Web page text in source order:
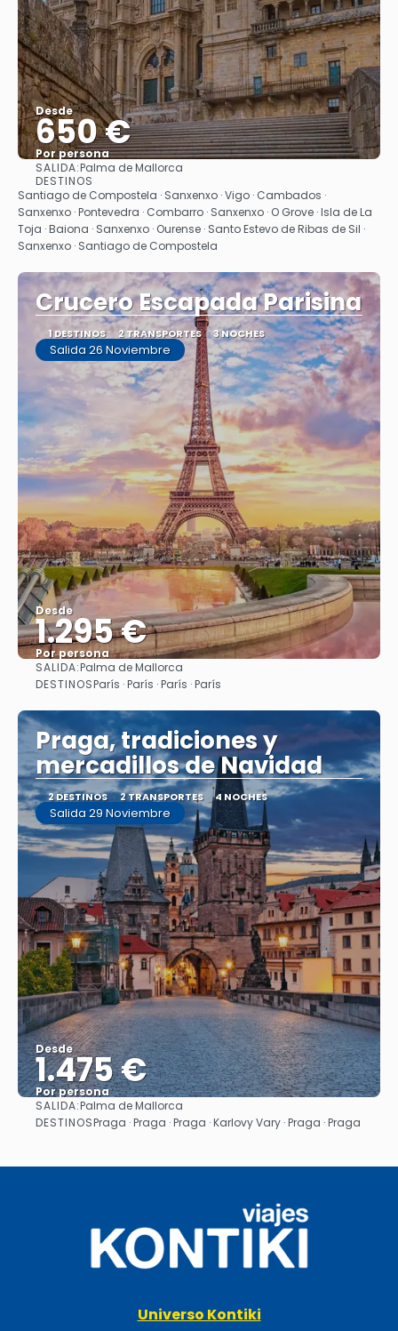
Desde
650 €
Por persona
SALIDA:Palma de Mallorca
DESTINOS
Santiago de Compostela · Sanxenxo · Vigo · Cambados ·
Sanxenxo · Pontevedra · Combarro · Sanxenxo · O Grove · Isla de La
Toja · Baiona · Sanxenxo · Ourense · Santo Estevo de Ribas de Sil ·
Sanxenxo · Santiago de Compostela
Crucero Escapada Parisina
1 DESTINOS 2 TRANSPORTES 3 NOCHES
Salida 26 Noviembre
Desde
1.295 €
Por persona
Ver
SALIDA:Palma de Mallorca
DESTINOSParís · París · París · París
Praga, tradiciones y
mercadillos de Navidad
2 DESTINOS 2 TRANSPORTES 4 NOCHES
Salida 29 Noviembre
Desde
1.475 €
Por persona
SALIDA:Palma de Mallorca
DESTINOSPraga · Praga · Praga · Karlovy Vary · Praga · Praga
Universo Kontiki